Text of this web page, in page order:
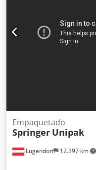
mm, longitud máxima 6
Chodpfxsyc Ncre Ab
180/180 mm, en modo
Lugendorf 12.397 km
Empaquetado
Springer Unipak